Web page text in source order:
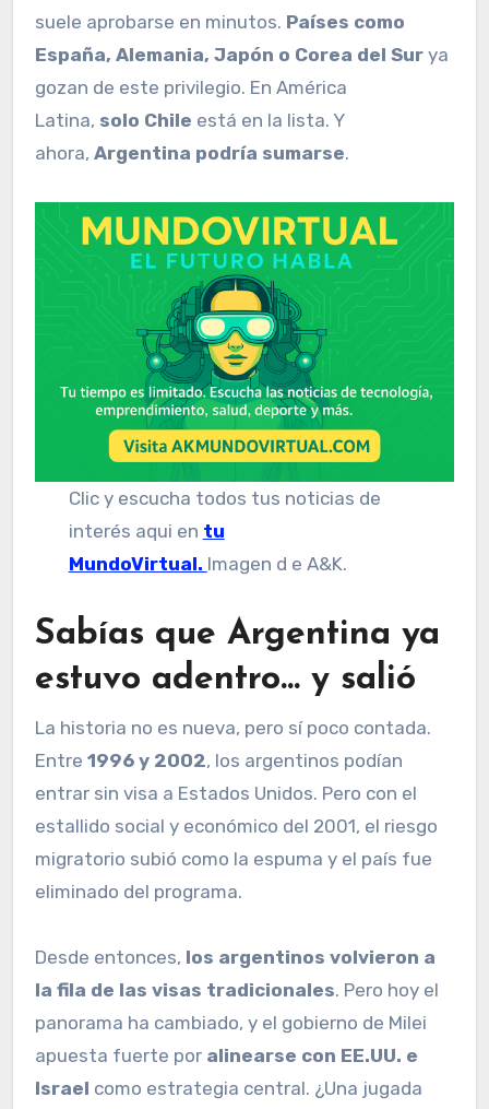
suele aprobarse en minutos. Países como
España, Alemania, Japón o Corea del Sur ya
gozan de este privilegio. En América
Latina, solo Chile está en la lista. Y
ahora, Argentina podría sumarse.
Clic y escucha todos tus noticias de
interés aqui en tu
MundoVirtual. Imagen d e A&K.
Sabías que Argentina ya
estuvo adentro… y salió
La historia no es nueva, pero sí poco contada.
Entre 1996 y 2002, los argentinos podían
entrar sin visa a Estados Unidos. Pero con el
estallido social y económico del 2001, el riesgo
migratorio subió como la espuma y el país fue
eliminado del programa.
Desde entonces, los argentinos volvieron a
la fila de las visas tradicionales. Pero hoy el
panorama ha cambiado, y el gobierno de Milei
apuesta fuerte por alinearse con EE.UU. e
Israel como estrategia central. ¿Una jugada